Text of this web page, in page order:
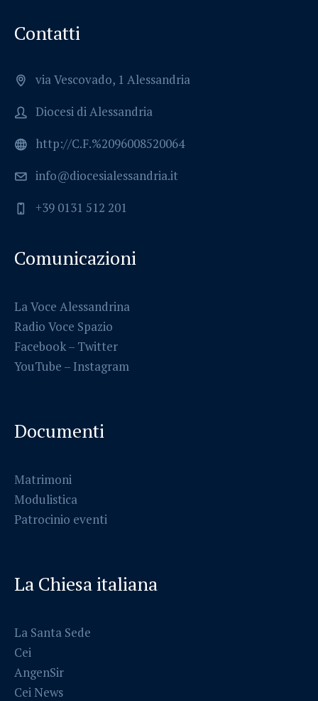
Contatti
via Vescovado, 1 Alessandria
Diocesi di Alessandria
http://C.F.%2096008520064
info@diocesialessandria.it
+39 0131 512 201
Comunicazioni
La Voce Alessandrina
Radio Voce Spazio
Facebook– Twitter
YouTube – Instagram
Documenti
Matrimoni
Modulistica
Patrocinio eventi
La Chiesa italiana
La Santa Sede
Cei
AngenSir
Cei News